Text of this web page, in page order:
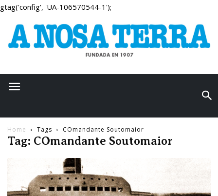
gtag('config', 'UA-106570544-1');
Home Tags COmandante Soutomaior
Tag: COmandante Soutomaior